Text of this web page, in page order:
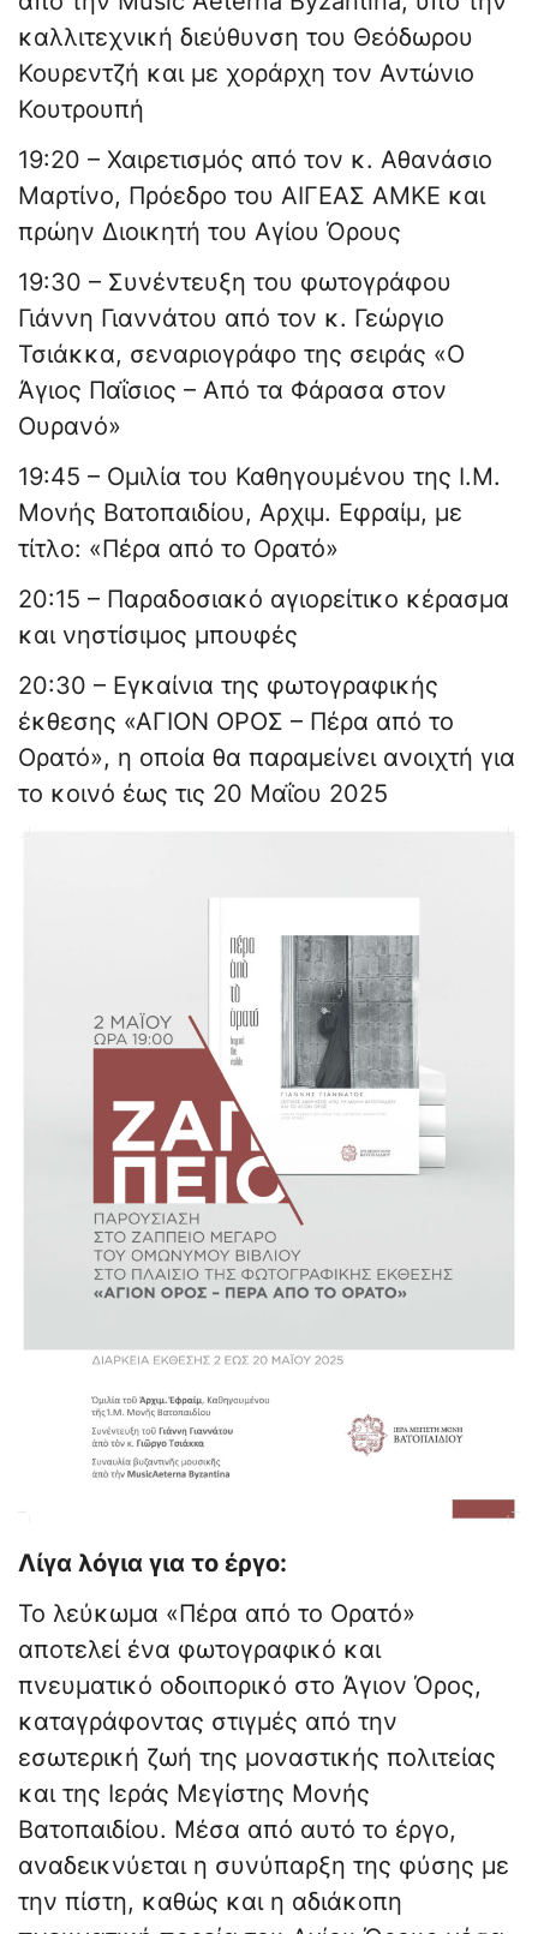
καλλιτεχνική διεύθυνση του Θεόδωρου
Κουρεντζή και με χοράρχη τον Αντώνιο
Κουτρουπή
19:20 – Χαιρετισμός από τον κ. Αθανάσιο
Μαρτίνο, Πρόεδρο του ΑΙΓΕΑΣ ΑΜΚΕ και
πρώην Διοικητή του Αγίου Όρους
19:30 – Συνέντευξη του φωτογράφου
Γιάννη Γιαννάτου από τον κ. Γεώργιο
Τσιάκκα, σεναριογράφο της σειράς «Ο
Άγιος Παΐσιος – Από τα Φάρασα στον
Ουρανό»
19:45 – Ομιλία του Καθηγουμένου της Ι.Μ.
Μονής Βατοπαιδίου, Αρχιμ. Εφραίμ, με
τίτλο: «Πέρα από το Ορατό»
20:15 – Παραδοσιακό αγιορείτικο κέρασμα
και νηστίσιμος μπουφές
20:30 – Εγκαίνια της φωτογραφικής
έκθεσης «ΑΓΙΟΝ ΟΡΟΣ – Πέρα από το
Ορατό», η οποία θα παραμείνει ανοιχτή για
το κοινό έως τις 20 Μαΐου 2025
Λίγα λόγια για το έργο:
Το λεύκωμα «Πέρα από το Ορατό»
αποτελεί ένα φωτογραφικό και
πνευματικό οδοιπορικό στο Άγιον Όρος,
καταγράφοντας στιγμές από την
εσωτερική ζωή της μοναστικής πολιτείας
και της Ιεράς Μεγίστης Μονής
Βατοπαιδίου. Μέσα από αυτό το έργο,
αναδεικνύεται η συνύπαρξη της φύσης με
την πίστη, καθώς και η αδιάκοπη